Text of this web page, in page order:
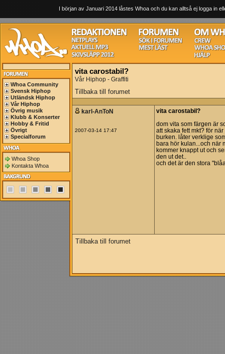
I början av Januari 2014 låstes Whoa och du kan alltså ej logga in
Whoa Community
Svensk Hiphop
Utländsk Hiphop
Vår Hiphop
Övrig musik
Klubb & Konserter
Hobby & Fritid
Övrigt
Specialforum
Whoa Shop
Kontakta Whoa
vita carostabil?
Vår Hiphop - Graffiti
Tillbaka till forumet
karl-AnToN
2007-03-14 17:47
vita carostabil?
dom vita som färgen är
att skaka fett mkt? för
burken. låter verklige
bara hör kulan...och när
kommer knappt ut och
den ut det..
och det är den stora
Tillbaka till forumet